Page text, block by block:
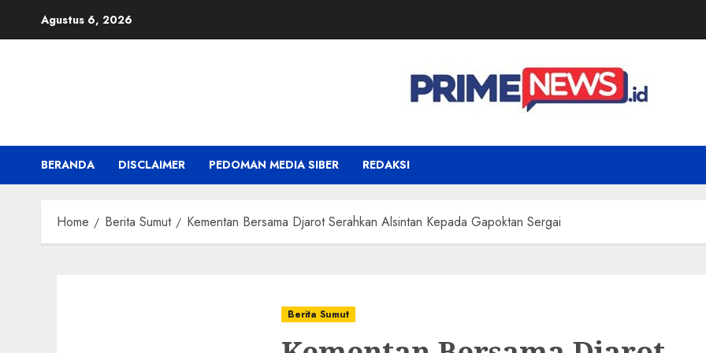
Agustus 6, 2026
BERANDA DISCLAIMER PEDOMAN MEDIA SIBER REDAKSI
Home Berita Sumut Kementan Bersama Djarot Serahkan Alsintan Kepada Gapoktan Sergai
Berita Sumut